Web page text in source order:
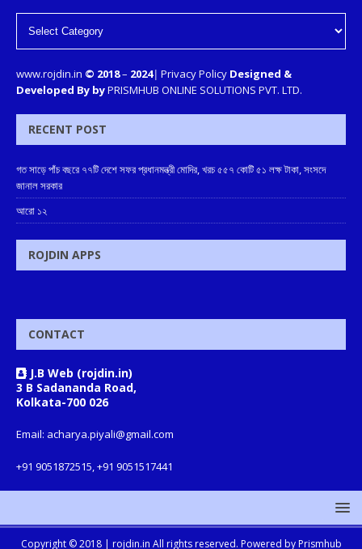
www.rojdin.in © 2018– 2024| Privacy Policy Designed &
Developed By byPRISMHUB ONLINE SOLUTIONS PVT. LTD.
RECENT POST
গত সাড়ে পাঁচ বছরে ৭৭টি দেশে সফর প্রধানমন্ত্রী মোদির, খরচ ৫৫৭ কোটি ৫১ লক্ষ টাকা, সংসদে
জানাল সরকার
আরো ১২
ROJDIN APPS
CONTACT
J.B Web (rojdin.in)
3 B Sadananda Road,
Kolkata-700 026
Email: acharya.piyali@gmail.com
+91 9051872515, +91 9051517441
Copyright © 2018 | rojdin.in All rights reserved. Powered by Prismhub